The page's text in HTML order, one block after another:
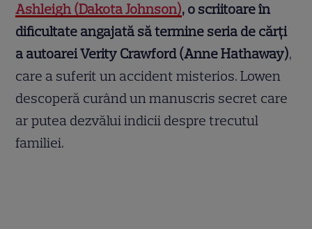
Ashleigh (Dakota Johnson), o scriitoare în
dificultate angajată să termine seria de cărți
a autoarei Verity Crawford (Anne Hathaway),
care a suferit un accident misterios. Lowen
descoperă curând un manuscris secret care
ar putea dezvălui indicii despre trecutul
familiei.